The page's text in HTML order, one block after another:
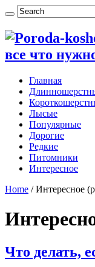
все что
Главная
Лысые
Популярные
Дорогие
Редкие
Питомники
Интересное
Home / Интересное
Что делать,